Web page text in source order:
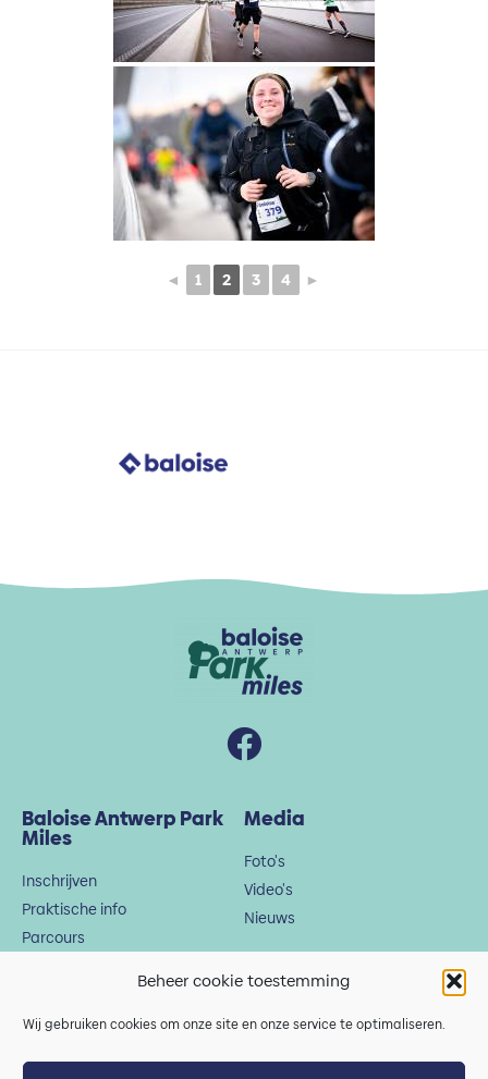
Beheer cookie toestemming
Wij gebruiken cookies om onze site en onze service te optimaliseren.
◄ 1 2 3 4 ►
Baloise Antwerp Park
Miles
Inschrijven
Praktische info
Parcours
Media
Foto's
Video's
Nieuws